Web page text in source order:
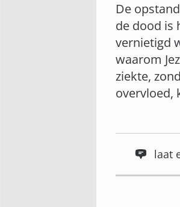
De
de dood is
vernietigd
waarom
ziekte,
overvloed,
laat